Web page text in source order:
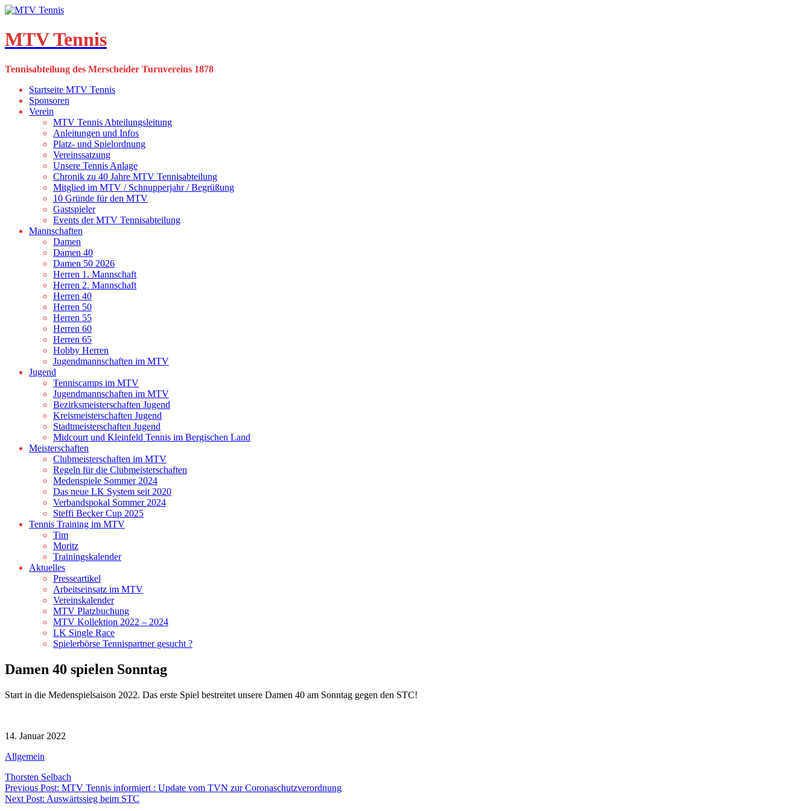
Skip
content
MTV Tennis
Tennisabteilung des Merscheider Turnvereins 1878
Startseite MTV Tennis
Sponsoren
Verein
MTV Tennis Abteilungsleitung
Anleitungen und Infos
Platz- und Spielordnung
Vereinssatzung
Unsere Tennis Anlage
Chronik zu 40 Jahre MTV Tennisabteilung
Mitglied im MTV / Schnupperjahr / Begrüßung
10 Gründe für den MTV
Gastspieler
Events der MTV Tennisabteilung
Mannschaften
Damen
Damen 40
Damen 50 2026
Herren 1. Mannschaft
Herren 2. Mannschaft
Herren 40
Herren 50
Herren 55
Herren 60
Herren 65
Hobby Herren
Jugendmannschaften im MTV
Jugend
Tenniscamps im MTV
Jugendmannschaften im MTV
Bezirksmeisterschaften Jugend
Kreismeisterschaften Jugend
Stadtmeisterschaften Jugend
Midcourt und Kleinfeld Tennis im Bergischen Land
Meisterschaften
Clubmeisterschaften im MTV
Regeln für die Clubmeisterschaften
Medenspiele Sommer 2024
Das neue LK System seit 2020
Verbandspokal Sommer 2024
Steffi Becker Cup 2025
Tennis Training im MTV
Tim
Moritz
Trainingskalender
Aktuelles
Presseartikel
Arbeitseinsatz im MTV
Vereinskalender
MTV Platzbuchung
MTV Kollektion 2022 – 2024
LK Single Race
Spielerbörse Tennispartner gesucht ?
Damen 40 spielen Sonntag
Start in die Medenspielsaison 2022. Das erste Spiel bestreitet unsere Damen 40 am Sonntag gegen den STC!
14. Januar 2022
Allgemein
Thorsten Selbach
Beitragsnavigation
Previous Post: MTV Tennis informiert : Update vom TVN zur Coronaschutzverordnung
Next Post: Auswärtssieg beim STC